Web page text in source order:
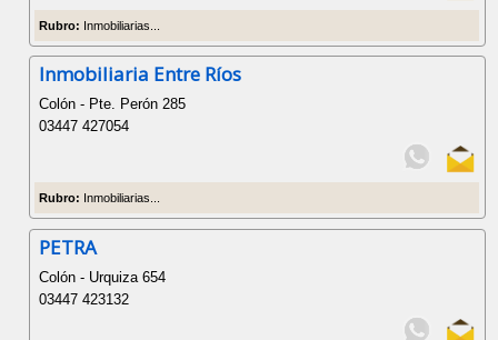
Rubro: Inmobiliarias...
Inmobiliaria Entre Ríos
Colón - Pte. Perón 285
03447 427054
Rubro: Inmobiliarias...
PETRA
Colón - Urquiza 654
03447 423132